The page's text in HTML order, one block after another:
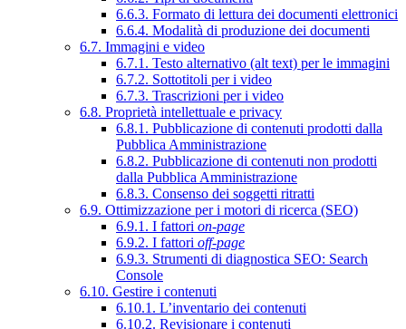
6.6.3. Formato di lettura dei documenti elettronici
6.6.4. Modalità di produzione dei documenti
6.7. Immagini e video
6.7.1. Testo alternativo (alt text) per le immagini
6.7.2. Sottotitoli per i video
6.7.3. Trascrizioni per i video
6.8. Proprietà intellettuale e privacy
6.8.1. Pubblicazione di contenuti prodotti dalla
Pubblica Amministrazione
6.8.2. Pubblicazione di contenuti non prodotti
dalla Pubblica Amministrazione
6.8.3. Consenso dei soggetti ritratti
6.9. Ottimizzazione per i motori di ricerca (SEO)
6.9.1. I fattori on-page
6.9.2. I fattori off-page
6.9.3. Strumenti di diagnostica SEO: Search
Console
6.10. Gestire i contenuti
6.10.1. L’inventario dei contenuti
6.10.2. Revisionare i contenuti